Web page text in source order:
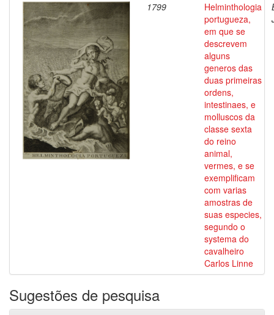
1799
Helminthologia
portugueza,
em que se
descrevem
alguns
generos das
duas primeiras
ordens,
intestinaes, e
molluscos da
classe sexta
do reino
animal,
vermes, e se
exemplificam
com varias
amostras de
suas especies,
segundo o
systema do
cavalheiro
Carlos Linne
Sugestões de pesquisa